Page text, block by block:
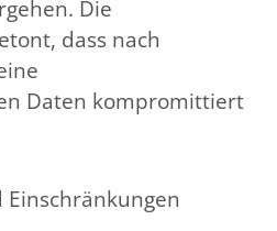
Die
dass nach
Daten kompromittiert